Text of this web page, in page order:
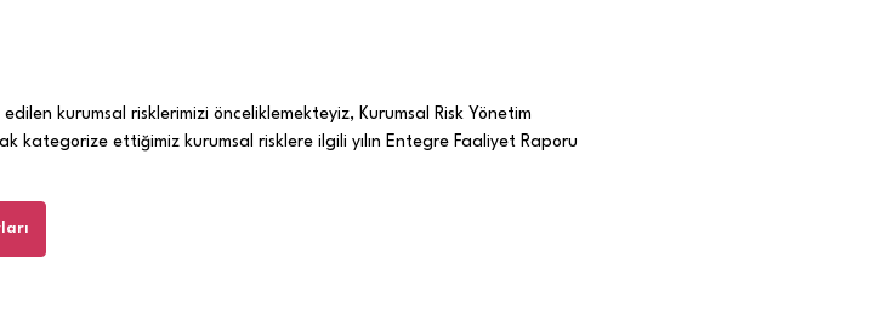
kurumsal risklerimizi önceliklemekteyiz, Kurumsal Risk Yönetim
kategorize ettiğimiz kurumsal risklere ilgili yılın Entegre Faaliyet Raporu